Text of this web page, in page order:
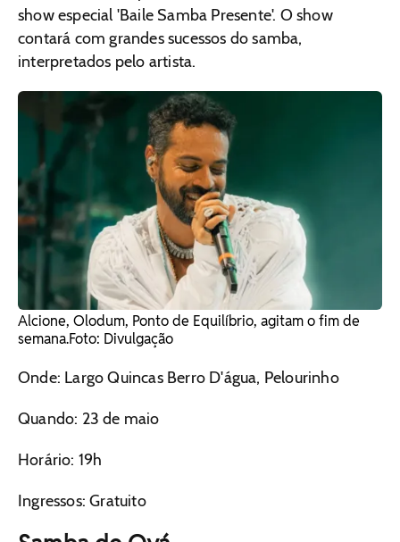
show especial 'Baile Samba Presente'. O show
contará com grandes sucessos do samba,
interpretados pelo artista.
Alcione, Olodum, Ponto de Equilíbrio, agitam o fim de
semana. ​Foto: Divulgação
Onde: Largo Quincas Berro D'água, Pelourinho
Quando: 23 de maio
Horário: 19h
Ingressos: Gratuito